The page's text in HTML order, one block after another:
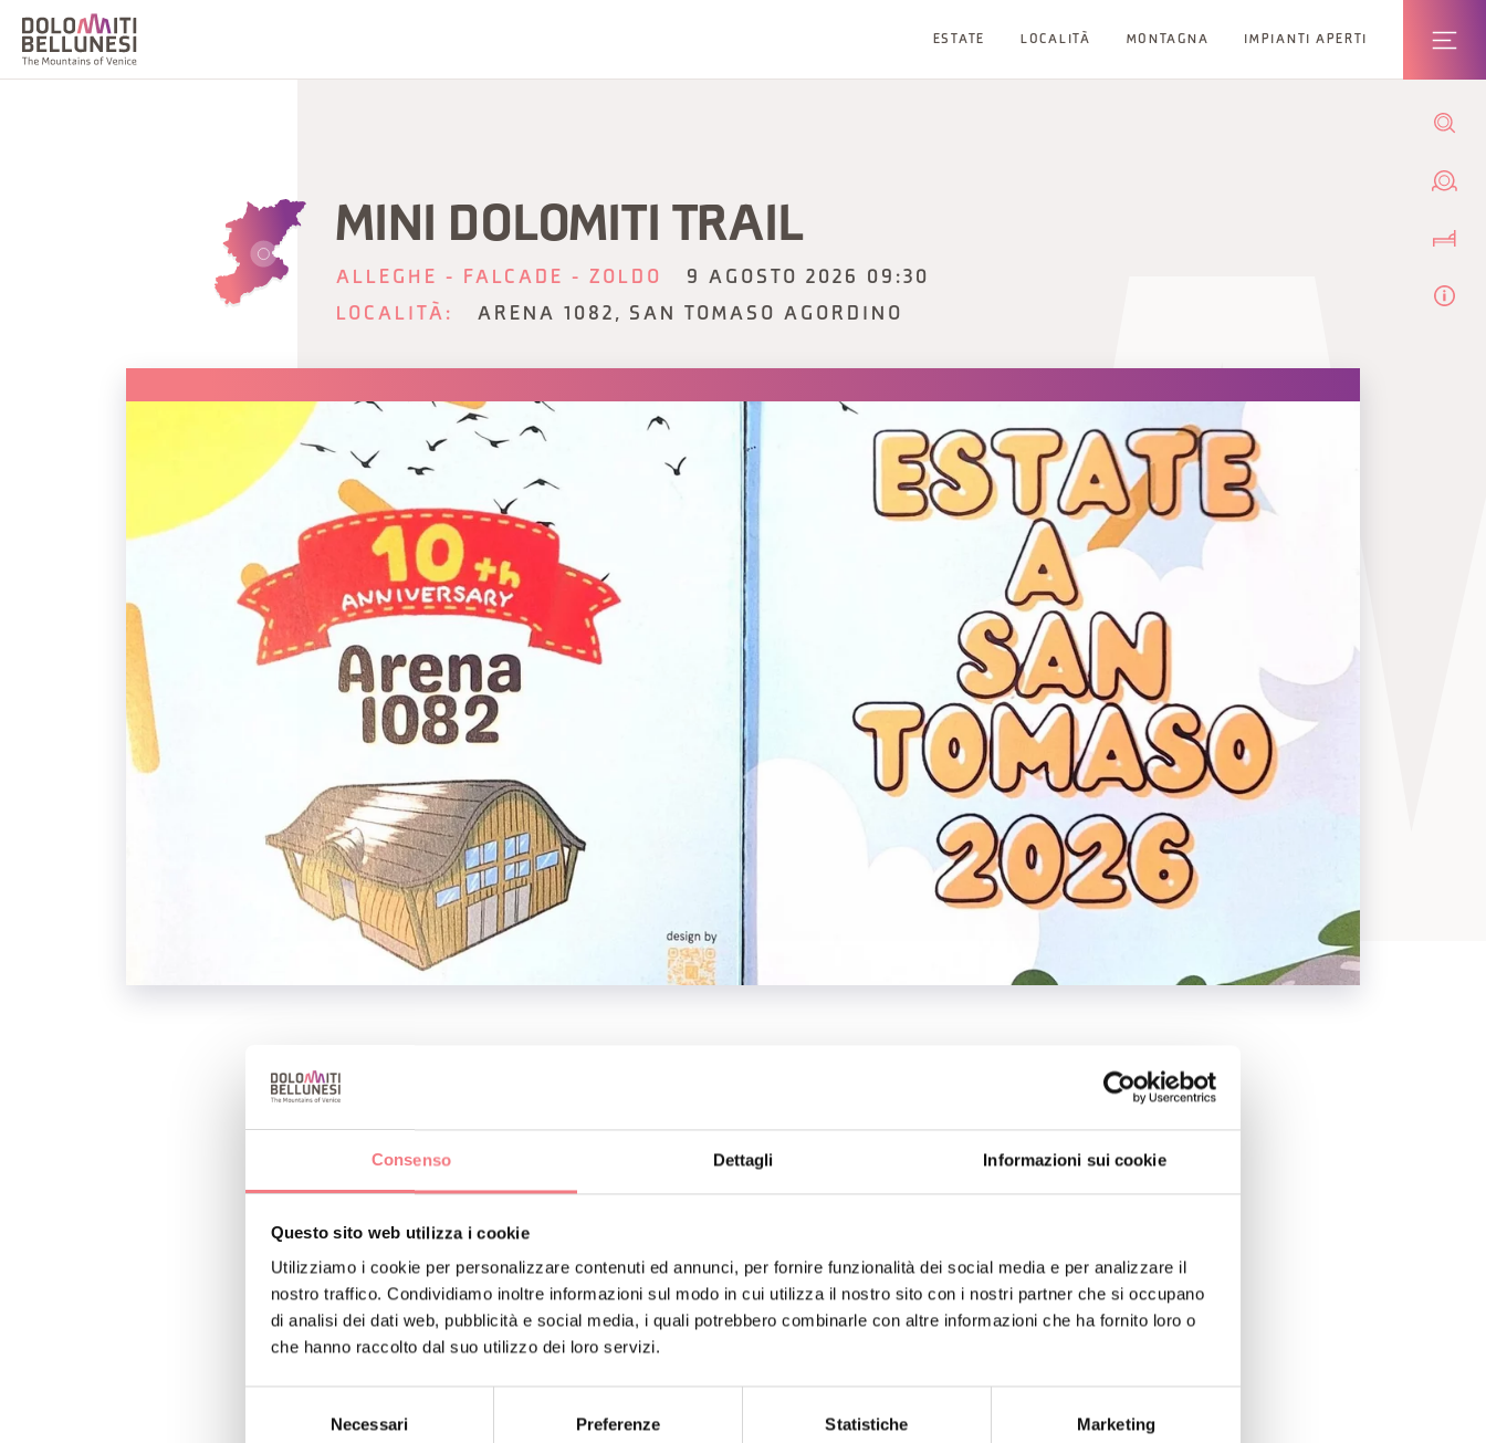
Consenso Dettagli Informazioni sui cookie
Questo sito web utilizza i cookie
Utilizziamo i cookie per personalizzare contenuti ed annunci, per fornire funzionalità dei social media e per analizzare il
nostro traffico. Condividiamo inoltre informazioni sul modo in cui utilizza il nostro sito con i nostri partner che si occupano
di analisi dei dati web, pubblicità e social media, i quali potrebbero combinarle con altre informazioni che ha fornito loro o
che hanno raccolto dal suo utilizzo dei loro servizi.
Necessari Preferenze Statistiche Marketing
ESTATE LOCALITÀ MONTAGNA IMPIANTI APERTI
MINI DOLOMITI TRAIL
ALLEGHE - FALCADE - ZOLDO
9 AGOSTO 2026 09:30
LOCALITÀ:
ARENA 1082, SAN TOMASO AGORDINO
https://www.facebook.com/Pro-Loco-San-Tomaso-Ag-
1818676958365260/
Come arrivare